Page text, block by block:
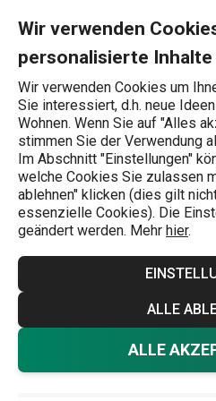
Wir verwenden
personalisierte Inhalte
Wir verwenden Cookies um
Sie interessiert, d.h. neue
Wohnen. Wenn Sie auf "Alles
stimmen Sie der Verwendung
Im Abschnitt "Einstellungen"
welche Cookies Sie zulassen
ablehnen" klicken (dies gilt
essenzielle Cookies). Die
geändert werden. Mehr hier.
ALLE
ALLE
Wonach suchen Sie?
Schneidebretter
Kunststoff
Moderne Schneidebretter in
leicht sauber zu halten und
jede Art von Schneidebrett, die
- doppelseitige
Schneidebretter und sogar ein
ideal zum Tragen und
Mehr anzeigen